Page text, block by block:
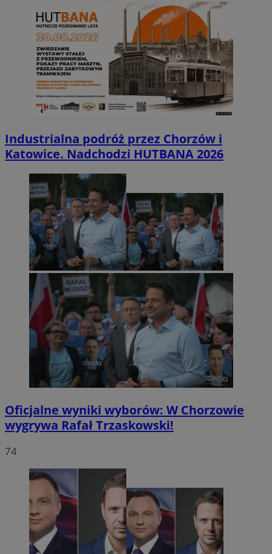
Industrialna podróż przez Chorzów i
Katowice. Nadchodzi HUTBANA 2026
Oficjalne wyniki wyborów: W Chorzowie
wygrywa Rafał Trzaskowski!
74